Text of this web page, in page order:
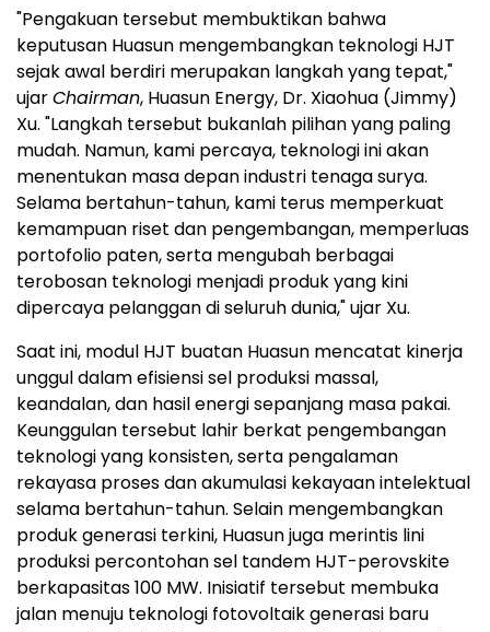
"Pengakuan tersebut membuktikan bahwa
keputusan Huasun mengembangkan teknologi HJT
sejak awal berdiri merupakan langkah yang tepat,"
ujarChairman, Huasun Energy, Dr. Xiaohua (Jimmy)
Xu. "Langkah tersebut bukanlah pilihan yang paling
mudah. Namun, kami percaya, teknologi ini akan
menentukan masa depan industri tenaga surya.
Selama bertahun-tahun, kami terus memperkuat
kemampuan riset dan pengembangan, memperluas
portofolio paten, serta mengubah berbagai
terobosan teknologi menjadi produk yang kini
dipercaya pelanggan di seluruh dunia," ujar Xu.
Saat ini, modul HJT buatan Huasun mencatat kinerja
unggul dalam efisiensi sel produksi massal,
keandalan, dan hasil energi sepanjang masa pakai.
Keunggulan tersebut lahir berkat pengembangan
teknologi yang konsisten, serta pengalaman
rekayasa proses dan akumulasi kekayaan intelektual
selama bertahun-tahun. Selain mengembangkan
produk generasi terkini, Huasun juga merintis lini
produksi percontohan sel tandem HJT-perovskite
berkapasitas 100 MW. Inisiatif tersebut membuka
jalan menuju teknologi fotovoltaik generasi baru